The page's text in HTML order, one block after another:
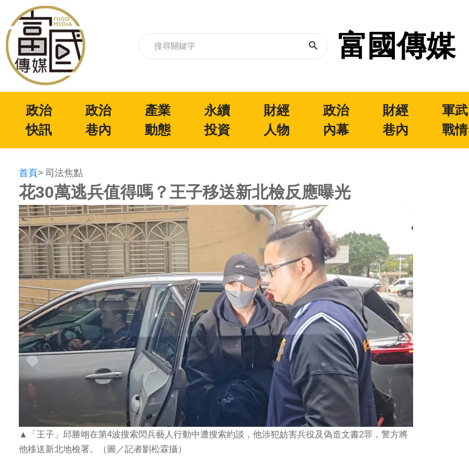
富國傳媒
政治
快訊
政治
巷內
產業
動態
永續
投資
財經
人物
政治
內幕
財經
巷內
軍武
戰情
首頁> 司法焦點
花30萬逃兵值得嗎？王子移送新北檢反應曝光
▲「王子」邱勝翊在第4波搜索閃兵藝人行動中遭搜索約談，他涉犯妨害兵役及偽造文書2罪，警方將
他移送新北地檢署。（圖／記者劉松霖攝）